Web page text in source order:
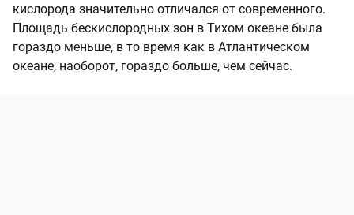
кислорода значительно отличался от современного.
Площадь бескислородных зон в Тихом океане была
гораздо меньше, в то время как в Атлантическом
океане, наоборот, гораздо больше, чем сейчас.